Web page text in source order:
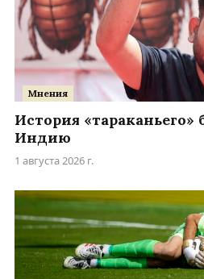
Мнения
История «тараканьего»
Индию
1 августа 2026 г.